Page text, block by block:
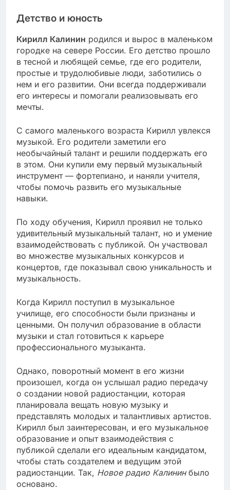
Детство и юность
Кирилл Калинин родился и вырос в маленьком
городке на севере России. Его детство прошло
в тесной и любящей семье, где его родители,
простые и трудолюбивые люди, заботились о
нем и его развитии. Они всегда поддерживали
его интересы и помогали реализовывать его
мечты.
С самого маленького возраста Кирилл увлекся
музыкой. Его родители заметили его
необычайный талант и решили поддержать его
в этом. Они купили ему первый музыкальный
инструмент — фортепиано, и наняли учителя,
чтобы помочь развить его музыкальные
навыки.
По ходу обучения, Кирилл проявил не только
удивительный музыкальный талант, но и умение
взаимодействовать с публикой. Он участвовал
во множестве музыкальных конкурсов и
концертов, где показывал свою уникальность и
музыкальность.
Когда Кирилл поступил в музыкальное
училище, его способности были признаны и
ценными. Он получил образование в области
музыки и стал готовиться к карьере
профессионального музыканта.
Однако, поворотный момент в его жизни
произошел, когда он услышал радио передачу
о создании новой радиостанции, которая
планировала вещать новую музыку и
представлять молодых и талантливых артистов.
Кирилл был заинтересован, и его музыкальное
образование и опыт взаимодействия с
публикой сделали его идеальным кандидатом,
чтобы стать создателем и ведущим этой
радиостанции. Так, Новое радио Калининбыло
основано.